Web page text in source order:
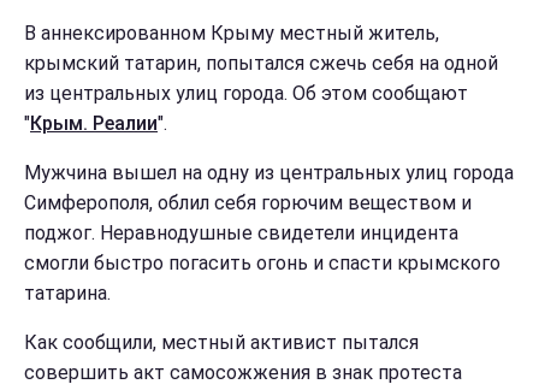
В аннексированном Крыму местный житель,
крымский татарин, попытался сжечь себя на одной
из центральных улиц города. Об этом сообщают
"Крым. Реалии".
Мужчина вышел на одну из центральных улиц города
Симферополя, облил себя горючим веществом и
поджог. Неравнодушные свидетели инцидента
смогли быстро погасить огонь и спасти крымского
татарина.
Как сообщили, местный активист пытался
совершить акт самосожжения в знак протеста